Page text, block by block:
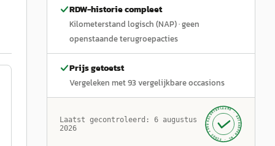
RDW-historie compleet
Kilometerstand logisch (NAP)· geen
openstaande terugroepacties
Prijs getoetst
Vergeleken met93 vergelijkbare occasions
Laatst gecontroleerd: 6 augustus
2026
GECONTROLEERD ·
AUTOKOPEN.NL
· SINDS 1999 ·